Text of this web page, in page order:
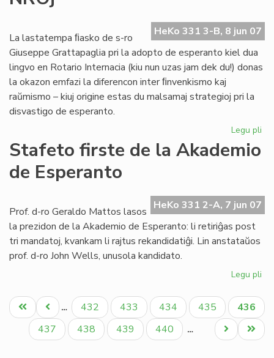
en
HeKo 331 3-B, 8 jun 07
La lastatempa ﬁasko de s-ro
Giuseppe Grattapaglia pri la adopto de esperanto kiel dua
lingvo en Rotario Internacia (kiu nun uzas jam dek du!) donas
la okazon emfazi la diferencon inter ﬁnvenkismo kaj
raŭmismo – kiuj origine estas du malsamaj strategioj pri la
disvastigo de esperanto.
Legu pli
Stafeto firste de la Akademio
de Esperanto
HeKo 331 2-A, 7 jun 07
Prof. d-ro Geraldo Mattos lasos
la prezidon de la Akademio de Esperanto: li retiriĝas post
tri mandatoj, kvankam li rajtus rekandidatiĝi. Lin anstataŭos
prof. d-ro John Wells, unusola kandidato.
Legu pli
de
la
Pagination
Unua
paĝo
Antaŭa
paĝo
… Paĝo
432 Paĝo
433 Paĝo
434 Paĝo
435
Aktuala
paĝo
436
Paĝo
437 Paĝo
438 Paĝo
439 Paĝo
440 …
Last
page
Next
page